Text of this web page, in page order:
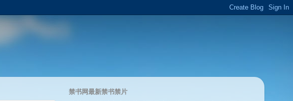
禁书网最新禁书禁片